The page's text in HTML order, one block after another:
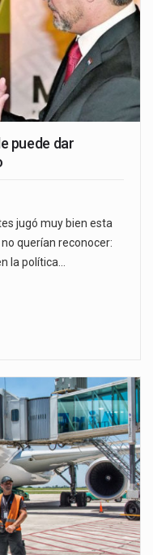
puede dar
jugó muy bien esta
querían reconocer:
la política…